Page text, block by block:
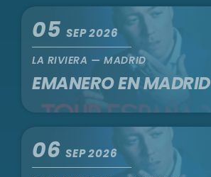
05 SEP 2026
LA RIVIERA — MADRID
EMANERO EN MADRID
06 SEP 2026